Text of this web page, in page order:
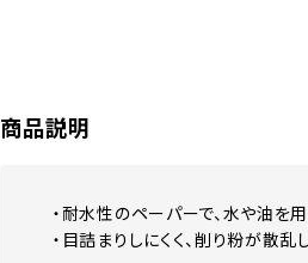
商品説明
・耐水性のペーパーで、水や油を
・目詰まりしにくく、削り粉が散